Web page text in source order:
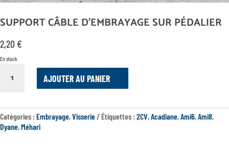
SUPPORT CÂBLE D’EMBRAYAGE SUR PÉDALIER
2,20 €
En stock
D'EMBRAYAGE
SUR
PÉDALIER
AJOUTER AU PANIER
Catégories : Embrayage,Visserie Étiquettes : 2CV,Acadiane,Ami6,Ami8,
Dyane,Méhari